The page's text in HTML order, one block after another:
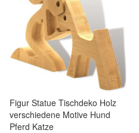
Figur Statue Tischdeko Holz
verschiedene Motive Hund
Pferd Katze